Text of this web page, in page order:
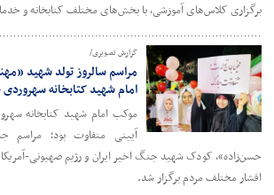
برگزاری کلاس‌های آموزشی، با بخش‌های مختلف کتابخانه و
گزارش تصویری/
مراسم سالروز تولد شهید
امام شهید کتابخانه سهروردی
موکب امام شهید کتابخانه
آیینی متفاوت بود؛ مراسم
حسن‌زاده»، کودک شهید جنگ اخیر ایران و رژیم صهیونی-
اقشار مختلف مردم برگزار شد.